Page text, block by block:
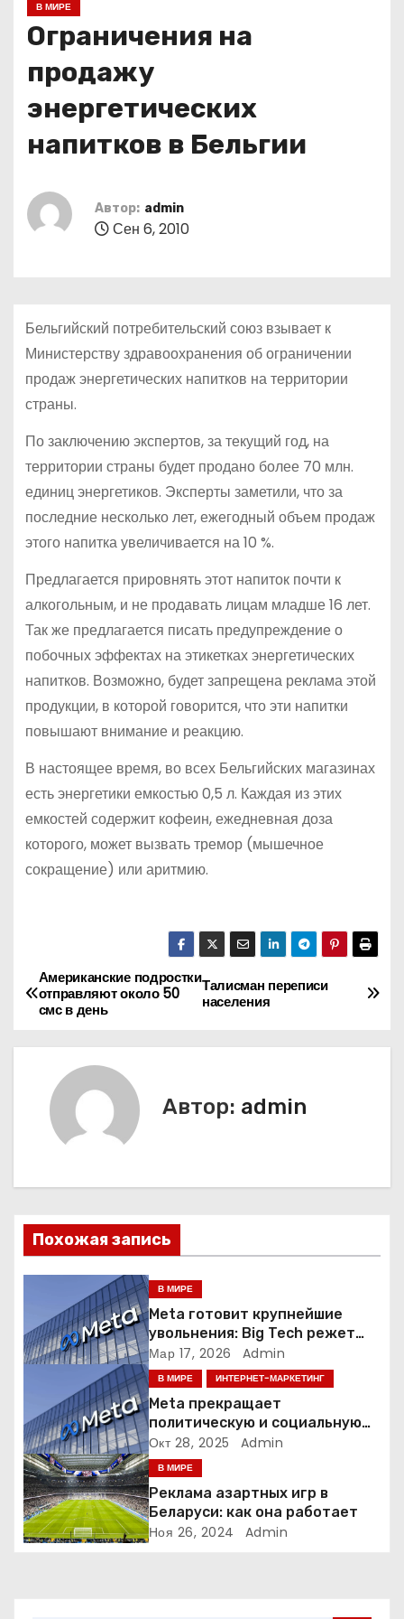
В МИРЕ
Ограничения на
продажу
энергетических
напитков в Бельгии
Автор: admin
Сен 6, 2010
Бельгийский потребительский союз взывает к
Министерству здравоохранения об ограничении
продаж энергетических напитков на территории
страны.
По заключению экспертов, за текущий год, на
территории страны будет продано более 70 млн.
единиц энергетиков. Эксперты заметили, что за
последние несколько лет, ежегодный объем продаж
этого напитка увеличивается на 10 %.
Предлагается прировнять этот напиток почти к
алкогольным, и не продавать лицам младше 16 лет.
Так же предлагается писать предупреждение о
побочных эффектах на этикетках энергетических
напитков. Возможно, будет запрещена реклама этой
продукции, в которой говорится, что эти напитки
повышают внимание и реакцию.
В настоящее время, во всех Бельгийских магазинах
есть энергетики емкостью 0,5 л. Каждая из этих
емкостей содержит кофеин, ежедневная доза
которого, может вызвать тремор (мышечное
сокращение) или аритмию.
Н
а
ц
и
п
о
а
п
и
Талисман переписи
населения
Американские подростки
отправляют около 50
смс в день
Автор: admin
Похожая запись
В МИРЕ
Meta готовит крупнейшие
увольнения: Big Tech режет
людей ради искусственного
интеллекта
Мар 17, 2026 Admin
В МИРЕ ИНТЕРНЕТ-МАРКЕТИНГ
Meta прекращает
политическую и социальную
рекламу в ЕС. Почему это
меняет рынок цифровой
рекламы?
Окт 28, 2025 Admin
В МИРЕ
Реклама азартных игр в
Беларуси: как она работает
Ноя 26, 2024 Admin